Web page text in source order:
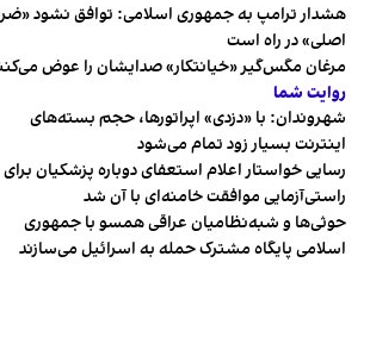
هشدار ترامپ به جمهوری اسلامی: توافق نشود
اصلی» در راه است
مرغان مگس‌گیر «خیانتکار» صدایشان را عوض
روایت شما
شهروندان:‌ با «دزدی» اپراتورها، حجم بسته‌های
اینترنت بسیار زود تمام می‌شود
رسایی خواستار اعلام استعفای دوباره پزشکیان برای
راستی‌آزمایی موافقت خامنه‌ای با آن شد
حوثی‌ها و شبه‌نظامیان عراقی همسو با جمهوری
اسلامی پایگاه مشترک حمله به اسرائیل می‌سازند